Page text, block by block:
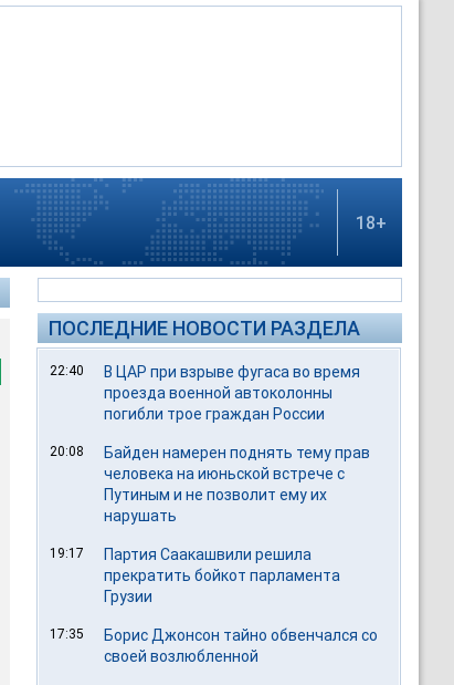
18+
ПОСЛЕДНИЕ НОВОСТИ РАЗДЕЛА
22:40
В ЦАР при взрыве фугаса во время
проезда военной автоколонны
погибли трое граждан России
20:08
Байден намерен поднять тему прав
человека на июньской встрече с
Путиным и не позволит ему их
нарушать
19:17
Партия Саакашвили решила
прекратить бойкот парламента
Грузии
17:35
Борис Джонсон тайно обвенчался со
своей возлюбленной